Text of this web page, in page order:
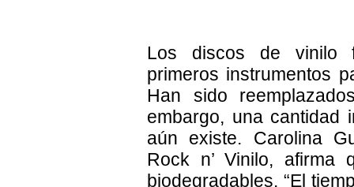
Los discos de vinilo
primeros instrumentos
Han sido
embargo, una cantidad
aún existe. Carolina
Rock n’ Vinilo,
biodegradables. “El